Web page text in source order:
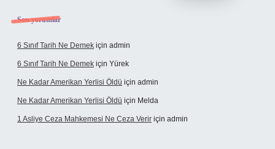
Son yorumlar
6 Sınıf Tarih Ne Demek için admin
6 Sınıf Tarih Ne Demek için Yürek
Ne Kadar Amerikan Yerlisi Öldü için admin
Ne Kadar Amerikan Yerlisi Öldü için Melda
1 Asliye Ceza Mahkemesi Ne Ceza Verir için admin